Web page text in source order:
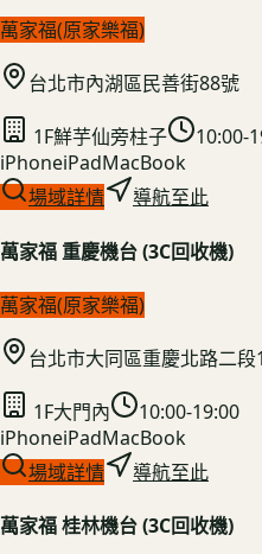
萬家福(原家樂福)
台北市內湖區民善街88號
1F鮮芋仙旁柱子
10:00-
iPhoneiPadMacBook
場域詳情
導航至此
萬家福 重慶機台 (3C回收機)
萬家福(原家樂福)
台北市大同區重慶北路二段
1F大門內
10:00-19:00
iPhoneiPadMacBook
場域詳情
導航至此
萬家福 桂林機台 (3C回收機)